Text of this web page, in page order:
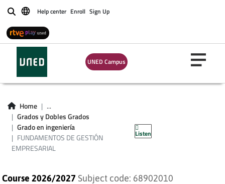
BuscarHelp center Enroll Sign Up
UNED Campus
Home
...
Grados y Dobles Grados
Grado en ingeniería
FUNDAMENTOS DE GESTIÓN
EMPRESARIAL
Listen
FUNDAMENTOS DE
GESTIÓN
EMPRESARIAL
Course 2026/2027 Subject code: 68902010